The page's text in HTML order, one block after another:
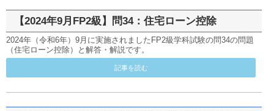
【2024年9月FP2級】問34：住宅ローン控除
2024年（令和6年）9月に実施されましたFP2級学科試験の問34の問題
（住宅ローン控除）と解答・解説です。
記事を読む